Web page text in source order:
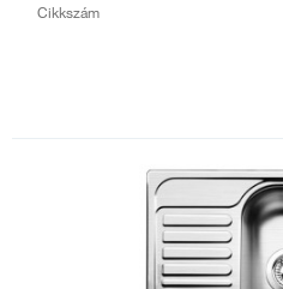
Cikkszám